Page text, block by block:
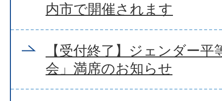
内市で開催されます
【受付終了】ジェンダー
会」満席のお知らせ